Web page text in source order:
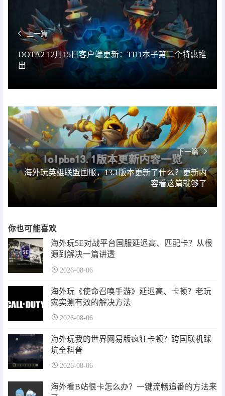
上一篇
DOTA2 12月15日客户端更新：TI11本子第二个特惠推
出
下一篇
海外玩英雄联盟国服，13.1版本更新了什么？更新内
容看这篇就够了
你也可能喜欢
海外玩5E对战平台国服延迟高、匹配卡？从根
源到解决一篇讲透
2026-08-06
海外玩《使命召唤手游》延迟高、卡顿？老玩
家实测有效的解决方法
2026-08-06
海外玩我的世界网易版疯狂卡顿？跨国联机踩
坑全科普
2026-08-06
海外看B站很卡怎么办？一键流畅追番的方法来